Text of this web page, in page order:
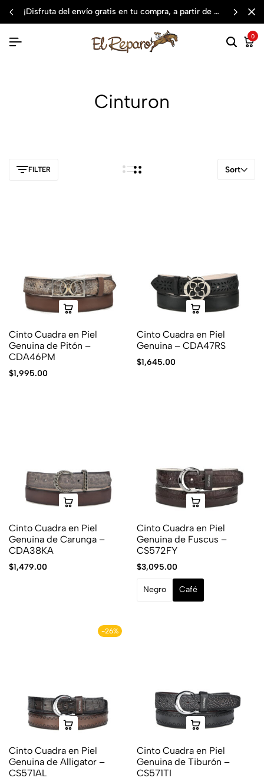
¡disfruta del envío gratis en tu compra, a partir de $3,000 mxn
0
Cinturon
FILTER Sort
Cinto Cuadra en Piel
Genuina de Pitón –
CDA46PM
$1,995.00
Cinto Cuadra en Piel
Genuina – CDA47RS
$1,645.00
Cinto Cuadra en Piel
Genuina de Carunga –
CDA38KA
$1,479.00
Cinto Cuadra en Piel
Genuina de Fuscus –
CS572FY
$3,095.00
Negro Café
-26%
Cinto Cuadra en Piel
Genuina de Alligator –
CS571AL
Cinto Cuadra en Piel
Genuina de Tiburón –
CS571TI